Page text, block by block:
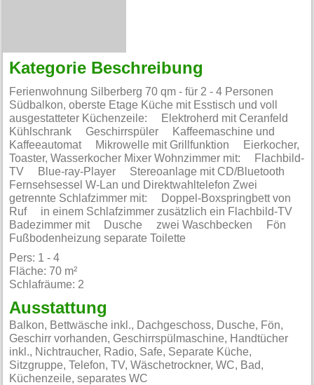
Kategorie Beschreibung
Ferienwohnung Silberberg 70 qm - für 2 - 4 Personen
Südbalkon, oberste Etage Küche mit Esstisch und voll
ausgestatteter Küchenzeile: Elektroherd mit Ceranfeld
Kühlschrank Geschirrspüler Kaffeemaschine und
Kaffeeautomat Mikrowelle mit Grillfunktion Eierkocher,
Toaster, Wasserkocher Mixer Wohnzimmer mit: Flachbild-
TV Blue-ray-Player Stereoanlage mit CD/Bluetooth
Fernsehsessel W-Lan und Direktwahltelefon Zwei
getrennte Schlafzimmer mit: Doppel-Boxspringbett von
Ruf in einem Schlafzimmer zusätzlich ein Flachbild-TV
Badezimmer mit Dusche zwei Waschbecken Fön
Fußbodenheizung separate Toilette
Pers: 1 - 4
Fläche: 70 m²
Schlafräume: 2
Ausstattung
Balkon, Bettwäsche inkl., Dachgeschoss, Dusche, Fön,
Geschirr vorhanden, Geschirrspülmaschine, Handtücher
inkl., Nichtraucher, Radio, Safe, Separate Küche,
Sitzgruppe, Telefon, TV, Wäschetrockner, WC, Bad,
Küchenzeile, separates WC